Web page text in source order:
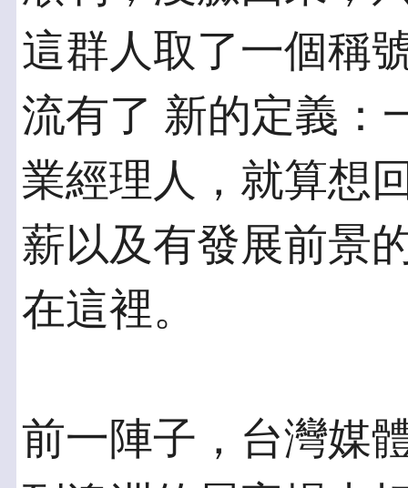
這群人取了一個稱
流有了 新的定義：
業經理人，就算想
薪以及有發展前景
在這裡。
前一陣子，台灣媒